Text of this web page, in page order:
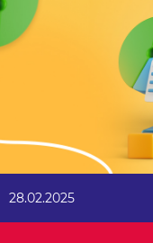
28.02.2025